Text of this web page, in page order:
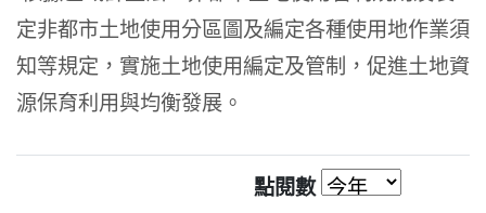
定非都市土地使用分區圖及編定各種使用地作業須
知等規定，實施土地使用編定及管制，促進土地資
源保育利用與均衡發展。
點閱數